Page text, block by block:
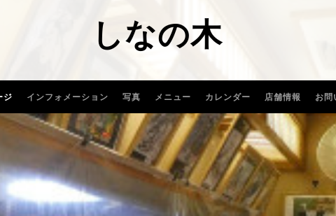
しなの木
ジ インフォメーション 写真 メニュー カレンダー 店舗情報 お問